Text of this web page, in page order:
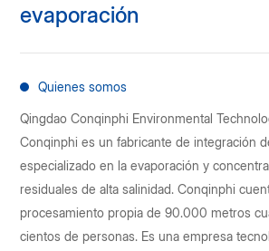
evaporación
Quienes somos
Qingdao Conqinphi Environmental
Conqinphi es un fabricante de integración
especializado en la evaporación y
residuales de alta salinidad. Conqinphi
procesamiento propia de 90.000 metros
cientos de personas. Es una empresa